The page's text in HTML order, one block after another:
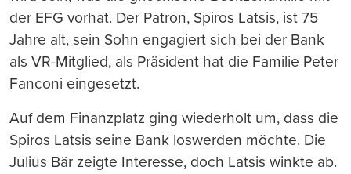
der EFG vorhat. Der Patron, Spiros Latsis, ist 75
Jahre alt, sein Sohn engagiert sich bei der Bank
als VR-Mitglied, als Präsident hat die Familie Peter
Fanconi eingesetzt.
Auf dem Finanzplatz ging wiederholt um, dass die
Spiros Latsis seine Bank loswerden möchte. Die
Julius Bär zeigte Interesse, doch Latsis winkte ab.